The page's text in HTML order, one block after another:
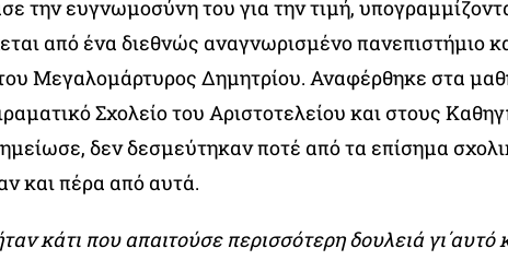
την ευγνωμοσύνη του για την τιμή,
από ένα διεθνώς αναγνωρισμένο πανεπιστήμιο
Μεγαλομάρτυρος Δημητρίου. Αναφέρθηκε στα
Σχολείο του Αριστοτελείου και στους
δεν δεσμεύτηκαν ποτέ από τα επίσημα
και πέρα από αυτά.
κάτι που απαιτούσε περισσότερη δουλειά